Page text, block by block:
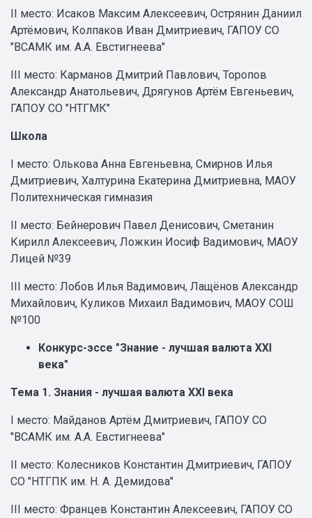
II место: Исаков Максим Алексеевич, Острянин Даниил
Артёмович, Колпаков Иван Дмитриевич, ГАПОУ СО
"ВСАМК им. А.А. Евстигнеева"
III место: Карманов Дмитрий Павлович, Торопов
Александр Анатольевич, Дрягунов Артём Евгеньевич,
ГАПОУ СО "НТГМК"
Школа
I место: Олькова Анна Евгеньевна, Смирнов Илья
Дмитриевич, Халтурина Екатерина Дмитриевна, МАОУ
Политехническая гимназия
II место: Бейнерович Павел Денисович, Сметанин
Кирилл Алексеевич, Ложкин Иосиф Вадимович, МАОУ
Лицей №39
III место: Лобов Илья Вадимович, Лащёнов Александр
Михайлович, Куликов Михаил Вадимович, МАОУ СОШ
№100
Конкурс-эссе "Знание - лучшая валюта XXI
века"
Тема 1. Знания - лучшая валюта XXI века
I место: Майданов Артём Дмитриевич, ГАПОУ СО
"ВСАМК им. А.А. Евстигнеева"
II место: Колесников Константин Дмитриевич, ГАПОУ
СО "НТГПК им. Н. А. Демидова"
III место: Францев Константин Алексеевич, ГАПОУ СО